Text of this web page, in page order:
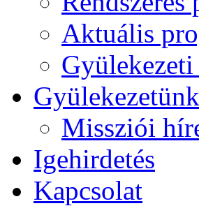
Aktuális
Gyülekezeti
Gyülekezetünk
Missziói
Igehirdetés
Kapcsolat